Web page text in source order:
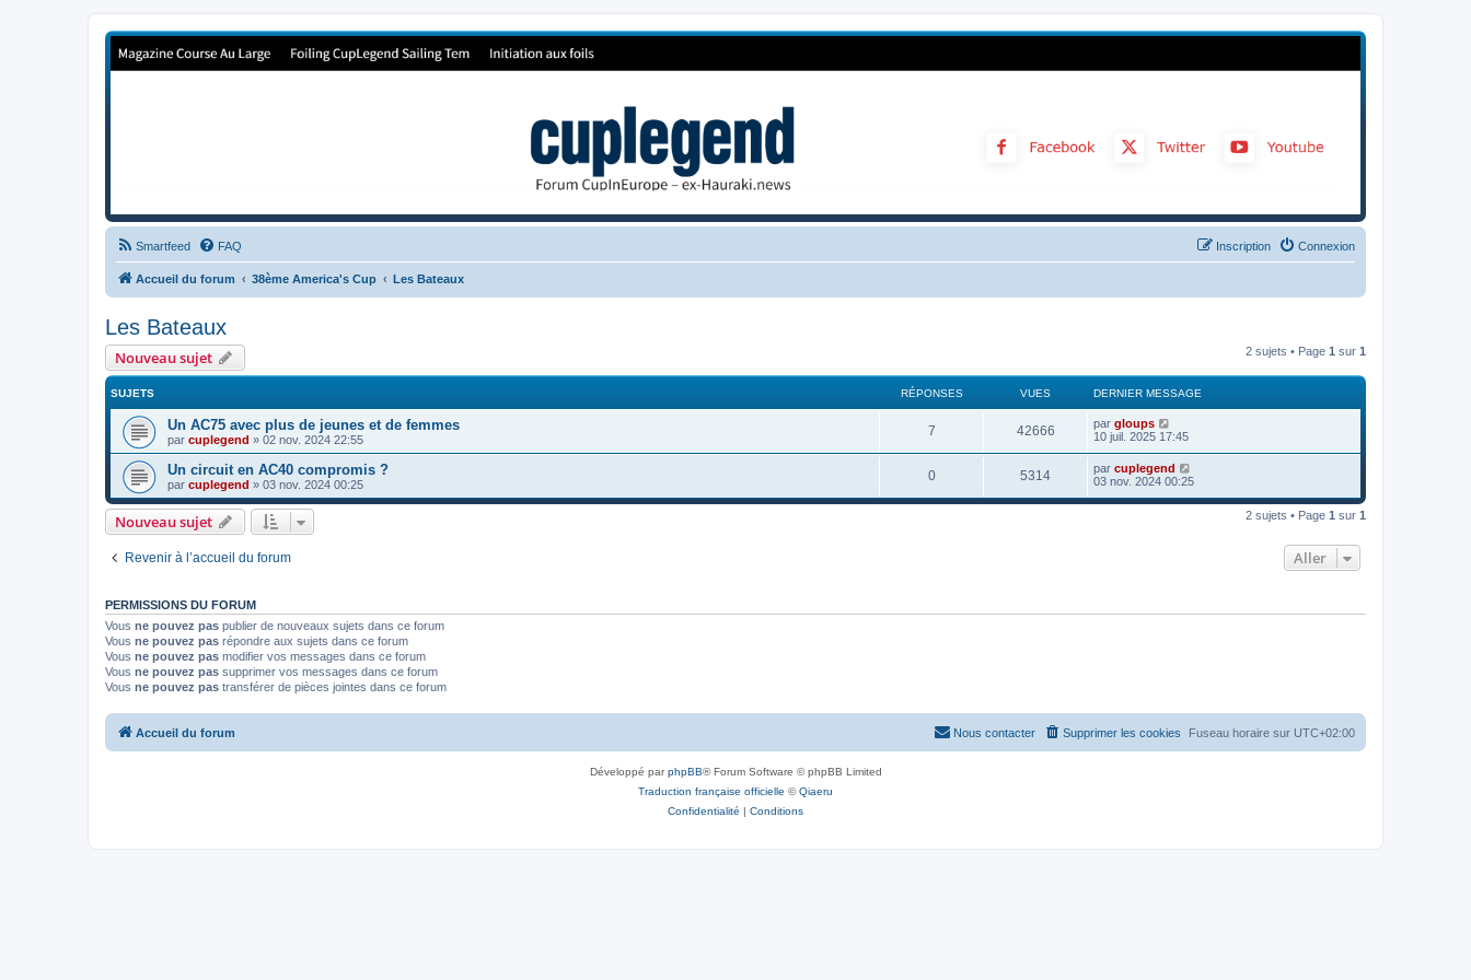
Forum de Cup In Europe
Smartfeed FAQ Connexion
Inscription
Accueil du forum 38ème America's Cup Les Bateaux
Les Bateaux
Nouveau sujet 2 sujets • Page 1 sur 1
SUJETS RÉPONSES VUES DERNIER MESSAGE
Un AC75 avec plus de jeunes et de femmes
par cuplegend » 02 nov. 2024 22:55
7 42666 par gloups
10 juil. 2025 17:45
Un circuit en AC40 compromis ?
par cuplegend » 03 nov. 2024 00:25
0 5314 par cuplegend
03 nov. 2024 00:25
Nouveau sujet 2 sujets • Page 1 sur 1
Revenir à l’accueil du forum Aller
PERMISSIONS DU FORUM
Vous ne pouvez pas publier de nouveaux sujets dans ce forum
Vous ne pouvez pas répondre aux sujets dans ce forum
Vous ne pouvez pas modifier vos messages dans ce forum
Vous ne pouvez pas supprimer vos messages dans ce forum
Vous ne pouvez pas transférer de pièces jointes dans ce forum
Accueil du forum Fuseau horaire sur UTC+02:00
Supprimer les cookies
Nous contacter
Développé parphpBB® Forum Software © phpBB Limited
Traduction française officielle ©Qiaeru
Confidentialité | Conditions